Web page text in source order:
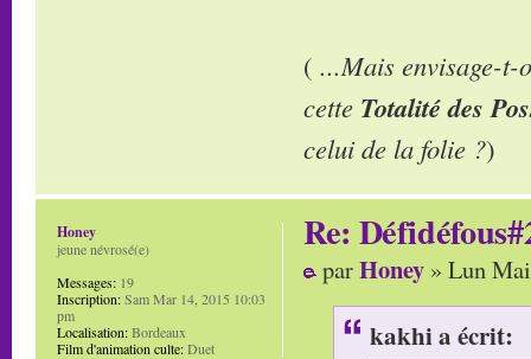
( ...Mais envisage-t-
cette Totalité des
celui de la folie ?)
Re:
parHoney » Lun
kakhi a écrit:
Honey
jeune névrosé(e)
Messages: 19
Inscription:Sam Mar 14, 2015 10:03
pm
Localisation:Bordeaux
Film d'animation culte:Duet